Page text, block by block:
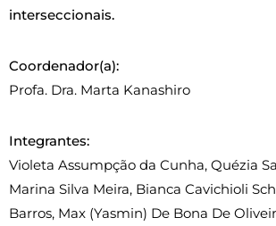
interseccionais.
Coordenador(a):
Profa. Dra. Marta Kanashiro
Integrantes:
Violeta Assumpção da Cunha, Quézia
Marina Silva Meira, Bianca Cavichioli
Barros, Max (Yasmin) De Bona De